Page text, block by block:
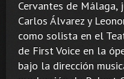
Cervantes de Málaga,
Carlos Álvarez y
como solista en el
de First Voice en la
bajo la dirección